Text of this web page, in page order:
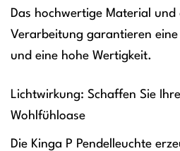
Das hochwertige Material
Verarbeitung garantieren
und eine hohe Wertigkeit.
Lichtwirkung: Schaffen Sie
Wohlfühloase
Die Kinga P Pendelleuchte